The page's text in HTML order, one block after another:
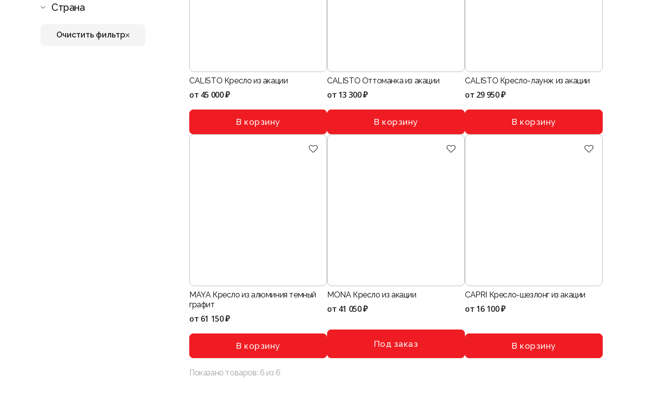
Страна
Очистить фильтр
CALISTO Кресло из акации
от 45 000 ₽
В корзину
CALISTO Оттоманка из акации
от 13 300 ₽
В корзину
CALISTO Кресло-лаунж из акации
от 29 950 ₽
В корзину
MAYA Кресло из алюминия темный
графит
от 61 150 ₽
В корзину
MONA Кресло из акации
от 41 050 ₽
Под заказ
CAPRI Кресло-шезлонг из акации
от 16 100 ₽
В корзину
Показано товаров: 6 из 6